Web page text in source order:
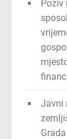
Poziv
Javni